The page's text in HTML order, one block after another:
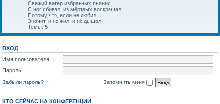
Свежий ветер избранных пьянил,
С ног сбивал, из мёртвых воскрешал,
Потому что, если не любил,
Значит, и не жил, и не дышал!
Темы: 5
ВХОД
Имя пользователя:
Пароль:
Забыли пароль?
Запомнить меня
КТО СЕЙЧАС НА КОНФЕРЕНЦИИ